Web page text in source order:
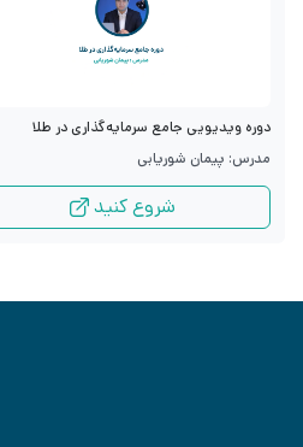
دوره ویدیویی جامع سرمایه‌گذاری در طلا
مدرس: پیمان شوریابی
شروع کنید